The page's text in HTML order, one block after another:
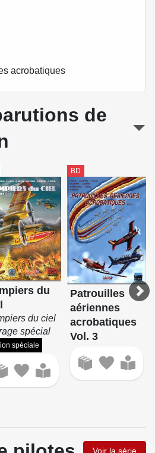
acrobatiques
de
du
du ciel
spécial
spéciale
BD
Patrouilles
aériennes
acrobatiques
Vol. 3
Voir la série